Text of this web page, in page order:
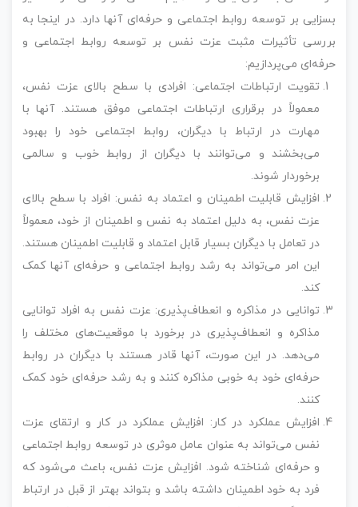
بسزایی بر توسعه روابط اجتماعی و حرفه‌ای آنها دارد. در اینجا به
بررسی تأثیرات مثبت عزت نفس بر توسعه روابط اجتماعی و
حرفه‌ای می‌پردازیم:
تقویت ارتباطات اجتماعی: افرادی با سطح بالای عزت نفس،
معمولاً در برقراری ارتباطات اجتماعی موفق هستند. آنها با
مهارت در ارتباط با دیگران، روابط اجتماعی خود را بهبود
می‌بخشند و می‌توانند با دیگران از روابط خوب و سالمی
برخوردار شوند.
افزایش قابلیت اطمینان و اعتماد به نفس: افراد با سطح بالای
عزت نفس، به دلیل اعتماد به نفس و اطمینان از خود، معمولاً
در تعامل با دیگران بسیار قابل اعتماد و قابلیت اطمینان هستند.
این امر می‌تواند به رشد روابط اجتماعی و حرفه‌ای آنها کمک
کند.
توانایی در مذاکره و انعطاف‌پذیری: عزت نفس به افراد توانایی
مذاکره و انعطاف‌پذیری در برخورد با موقعیت‌های مختلف را
می‌دهد. در این صورت، آنها قادر هستند با دیگران در روابط
حرفه‌ای خود به خوبی مذاکره کنند و به رشد حرفه‌ای خود کمک
کنند.
افزایش عملکرد در کار: افزایش عملکرد در کار و ارتقای عزت
نفس می‌تواند به عنوان عامل موثری در توسعه روابط اجتماعی
و حرفه‌ای شناخته شود. افزایش عزت نفس، باعث می‌شود که
فرد به خود اطمینان داشته باشد و بتواند بهتر از قبل در ارتباط